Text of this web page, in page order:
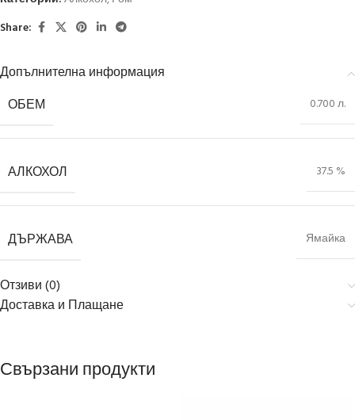
Share:
Допълнителна информация
ОБЕМ 0.700 л.
АЛКОХОЛ 37.5 %
ДЪРЖАВА Ямайка
Отзиви (0)
Доставка и Плащане
Свързани продукти